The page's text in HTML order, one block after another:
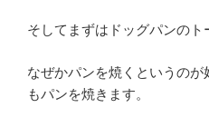
そしてまずはドッグパンのト
なぜかパンを焼くというの
もパンを焼きます。